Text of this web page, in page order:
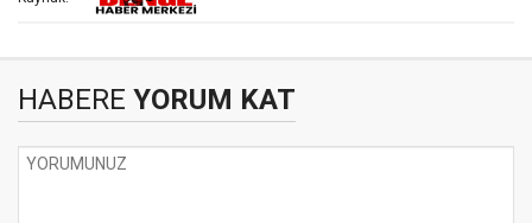
HABERE YORUM KAT